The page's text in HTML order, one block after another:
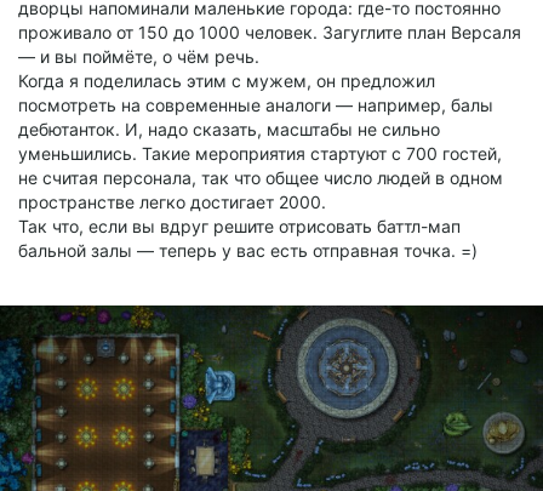
дворцы напоминали маленькие города: где-то постоянно
проживало от 150 до 1000 человек. Загуглите план Версаля
— и вы поймёте, о чём речь.
Когда я поделилась этим с мужем, он предложил
посмотреть на современные аналоги — например, балы
дебютанток. И, надо сказать, масштабы не сильно
уменьшились. Такие мероприятия стартуют с 700 гостей,
не считая персонала, так что общее число людей в одном
пространстве легко достигает 2000.
Так что, если вы вдруг решите отрисовать баттл-мап
бальной залы — теперь у вас есть отправная точка. =)